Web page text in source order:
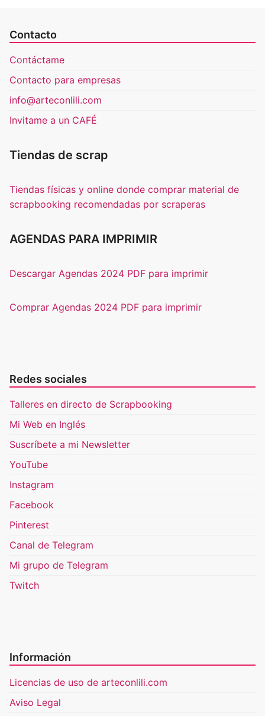
Contacto
Contáctame
Contacto para empresas
info@arteconlili.com
Invitame a un CAFÉ
Tiendas de scrap
Tiendas físicas y online donde comprar material de
scrapbooking recomendadas por scraperas
AGENDAS PARA IMPRIMIR
Descargar Agendas 2024 PDF para imprimir
Comprar Agendas 2024 PDF para imprimir
Redes sociales
Talleres en directo de Scrapbooking
Mi Web en Inglés
Suscríbete a mi Newsletter
YouTube
Instagram
Facebook
Pinterest
Canal de Telegram
Mi grupo de Telegram
Twitch
Información
Licencias de uso de arteconlili.com
Aviso Legal